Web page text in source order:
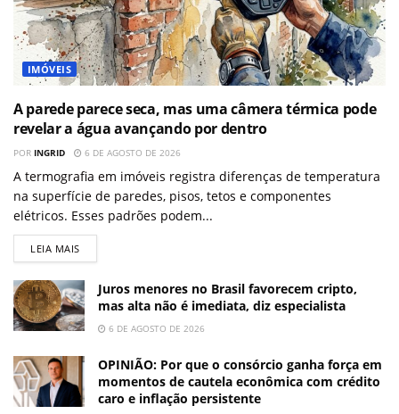
IMÓVEIS
A parede parece seca, mas uma câmera térmica pode
revelar a água avançando por dentro
POR INGRID 6 DE AGOSTO DE 2026
A termografia em imóveis registra diferenças de temperatura
na superfície de paredes, pisos, tetos e componentes
elétricos. Esses padrões podem...
LEIA MAIS
Juros menores no Brasil favorecem cripto,
mas alta não é imediata, diz especialista
6 DE AGOSTO DE 2026
OPINIÃO: Por que o consórcio ganha força em
momentos de cautela econômica com crédito
caro e inflação persistente